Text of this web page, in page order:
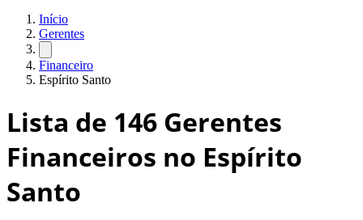
Início
Gerentes
Financeiro
Espírito Santo
Lista de 146 Gerentes
Financeiros no Espírito
Santo